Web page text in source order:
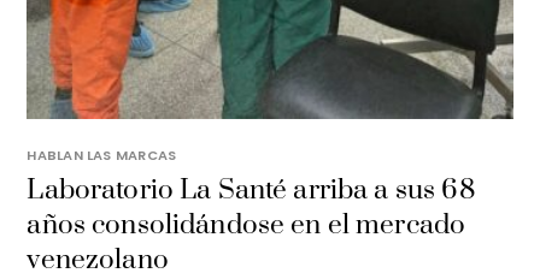
HABLAN LAS MARCAS
Laboratorio La Santé arriba a sus 68
años consolidándose en el mercado
venezolano